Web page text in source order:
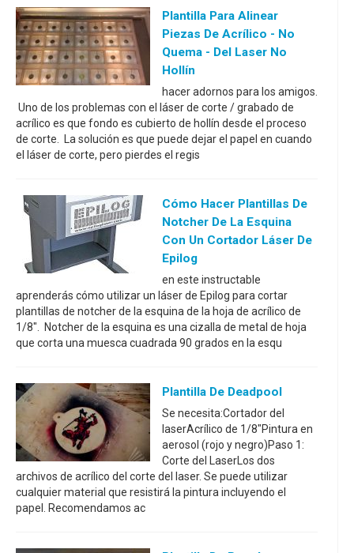
Plantilla Para Alinear
Piezas De Acrílico - No
Quema - Del Laser No
Hollín
hacer adornos para los amigos.
Uno de los problemas con el láser de corte / grabado de
acrílico es que fondo es cubierto de hollín desde el proceso
de corte. La solución es que puede dejar el papel en cuando
el láser de corte, pero pierdes el regis
Cómo Hacer Plantillas De
Notcher De La Esquina
Con Un Cortador Láser De
Epilog
en este instructable
aprenderás cómo utilizar un láser de Epilog para cortar
plantillas de notcher de la esquina de la hoja de acrílico de
1/8". Notcher de la esquina es una cizalla de metal de hoja
que corta una muesca cuadrada 90 grados en la esqu
Plantilla De Deadpool
Se necesita:Cortador del
laserAcrílico de 1/8"Pintura en
aerosol (rojo y negro)Paso 1:
Corte del LaserLos dos
archivos de acrílico del corte del laser. Se puede utilizar
cualquier material que resistirá la pintura incluyendo el
papel. Recomendamos ac